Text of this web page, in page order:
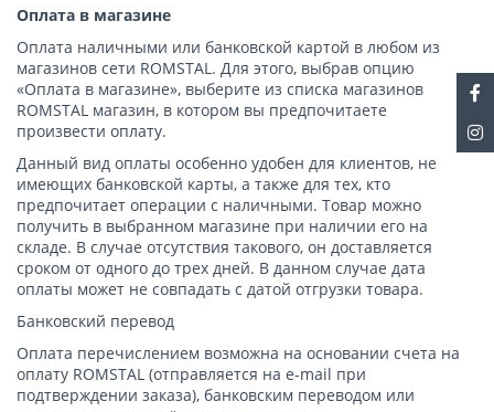
Оплата в магазине
Оплата наличными или банковской картой в любом из
магазинов сети ROMSTAL. Для этого, выбрав опцию
«Оплата в магазине», выберите из списка магазинов
ROMSTAL магазин, в котором вы предпочитаете
произвести оплату.
Данный вид оплаты особенно удобен для клиентов, не
имеющих банковской карты, а также для тех, кто
предпочитает операции с наличными. Товар можно
получить в выбранном магазине при наличии его на
складе. В случае отсутствия такового, он доставляется
сроком от одного до трех дней. В данном случае дата
оплаты может не совпадать с датой отгрузки товара.
Банковский перевод
Оплата перечислением возможна на основании счета на
оплату ROMSTAL (отправляется на e-mail при
подтверждении заказа), банковским переводом или